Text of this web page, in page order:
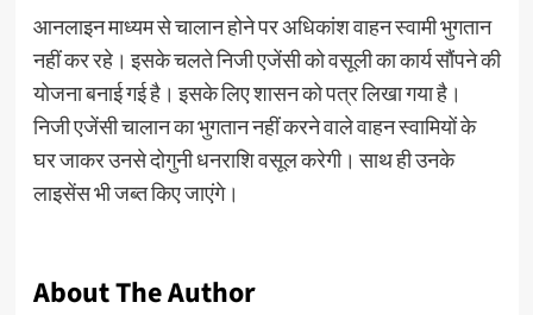
आनलाइन माध्यम से चालान होने पर अधिकांश वाहन स्वामी भुगतान
नहीं कर रहे। इसके चलते निजी एजेंसी को वसूली का कार्य सौंपने की
योजना बनाई गई है। इसके लिए शासन को पत्र लिखा गया है।
निजी एजेंसी चालान का भुगतान नहीं करने वाले वाहन स्वामियों के
घर जाकर उनसे दोगुनी धनराशि वसूल करेगी। साथ ही उनके
लाइसेंस भी जब्त किए जाएंगे।
About The Author